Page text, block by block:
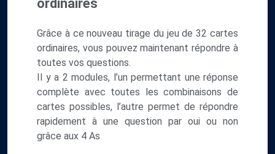
ordinaires
Grâce à ce nouveau tirage du jeu de 32 cartes
ordinaires, vous pouvez maintenant répondre à
toutes vos questions.
Il y a 2 modules, l’un permettant une réponse
complète avec toutes les combinaisons de
cartes possibles, l’autre permet de répondre
rapidement à une question par oui ou non
grâce aux 4 As